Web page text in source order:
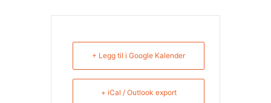
+ Legg til i Google Kalender
+ iCal / Outlook export